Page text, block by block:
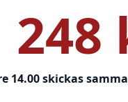
248
14.00 skickas